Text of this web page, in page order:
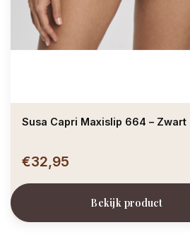
Susa Capri Maxislip 664 – Zwart
€32,95
Bekijk product